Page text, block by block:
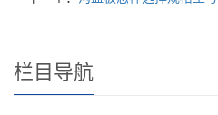
栏目导航